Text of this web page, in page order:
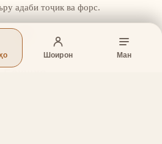
Шоирон Ман
адаби тоҷик ва форс.